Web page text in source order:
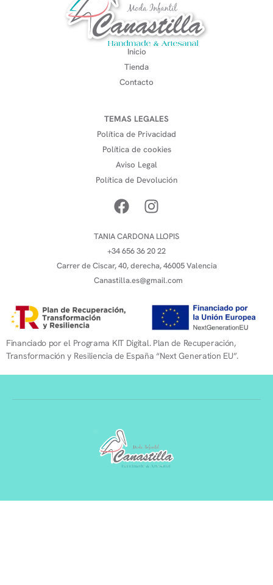
Inicio
Tienda
Contacto
TEMAS LEGALES
Política de Privacidad
Política de cookies
Aviso Legal
Política de Devolución
TANIA CARDONA LLOPIS
+34 656 36 20 22
Carrer de Ciscar, 40, derecha, 46005 Valencia
Canastilla.es@gmail.com
Financiado por el Programa KIT Digital. Plan de Recuperación,
Transformación y Resiliencia de España “Next Generation EU”.